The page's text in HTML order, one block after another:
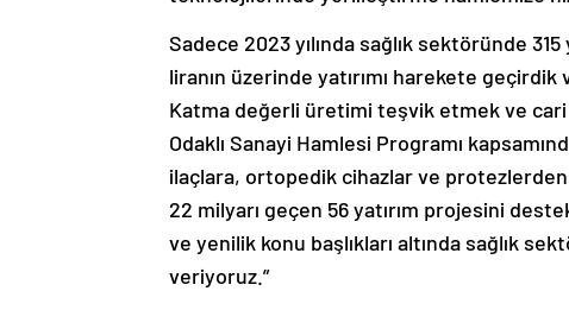
Sadece 2023 yılında sağlık sektöründe
liranın üzerinde yatırımı harekete
Katma değerli üretimi teşvik etmek ve cari
Odaklı Sanayi Hamlesi Programı
ilaçlara, ortopedik cihazlar ve
22 milyarı geçen 56 yatırım projesini
ve yenilik konu başlıkları altında sağlık
veriyoruz.”